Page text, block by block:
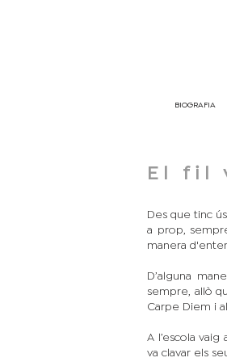
BIOGRAFIA
El fil
Des que tinc
a prop,
manera
D’alguna
sempre, allò
Carpe Diem i
A l’escola
va clavar els